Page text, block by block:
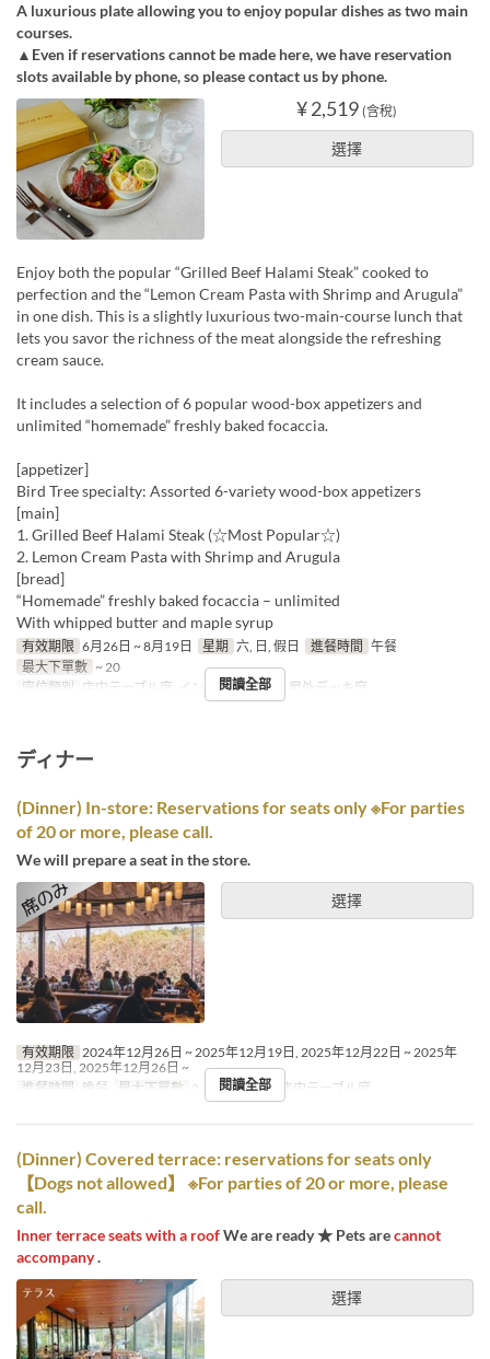
A luxurious plate allowing you to enjoy popular dishes as two main
courses.
▲Even if reservations cannot be made here, we have reservation
slots available by phone, so please contact us by phone.
¥ 2,519 (含稅)
選擇
Enjoy both the popular “Grilled Beef Halami Steak” cooked to
perfection and the “Lemon Cream Pasta with Shrimp and Arugula”
in one dish. This is a slightly luxurious two-main-course lunch that
lets you savor the richness of the meat alongside the refreshing
cream sauce.
It includes a selection of 6 popular wood-box appetizers and
unlimited “homemade” freshly baked focaccia.
[appetizer]
Bird Tree specialty: Assorted 6-variety wood-box appetizers
[main]
1. Grilled Beef Halami Steak (☆Most Popular☆)
2. Lemon Cream Pasta with Shrimp and Arugula
[bread]
“Homemade” freshly baked focaccia – unlimited
With whipped butter and maple syrup
有效期限 6月26日 ~ 8月19日 星期 六, 日, 假日 進餐時間 午餐
最大下單數 ~ 20
座位類別
店内テーブル席, インナーテラス席, 屋外デッキ席
閱讀全部
ディナー
(Dinner) In-store: Reservations for seats only ※For parties
of 20 or more, please call.
We will prepare a seat in the store.
選擇
有效期限 2024年12月26日 ~ 2025年12月19日, 2025年12月22日 ~ 2025年
12月23日, 2025年12月26日 ~
進餐時間 晚餐 最大下單數 2 ~ 座位類別 店内テーブル席
閱讀全部
(Dinner) Covered terrace: reservations for seats only
【Dogs not allowed】 ※For parties of 20 or more, please
call.
Inner terrace seats with a roofWe are ready ★ Pets arecannot
accompany.
選擇